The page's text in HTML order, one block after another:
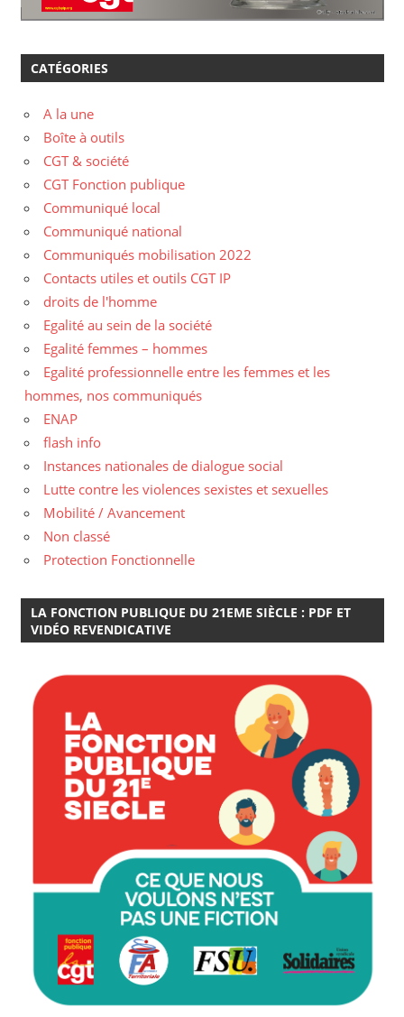
CATÉGORIES
A la une
Boîte à outils
CGT & société
CGT Fonction publique
Communiqué local
Communiqué national
Communiqués mobilisation 2022
Contacts utiles et outils CGT IP
droits de l'homme
Egalité au sein de la société
Egalité femmes – hommes
Egalité professionnelle entre les femmes et les
hommes, nos communiqués
ENAP
flash info
Instances nationales de dialogue social
Lutte contre les violences sexistes et sexuelles
Mobilité / Avancement
Non classé
Protection Fonctionnelle
LA FONCTION PUBLIQUE DU 21EME SIÈCLE : PDF ET
VIDÉO REVENDICATIVE